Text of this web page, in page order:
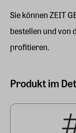
Sie können ZEIT
bestellen und von
profitieren.
Produkt im